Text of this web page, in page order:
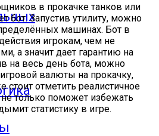
в прокачке танков или
бот. Запустив утилиту, можно
машинах. Бот в
игрокам, чем не
а значит дает гарантию на
на весь день бота, можно
валюты на прокачку,
стоит отметить реалистичное
только поможет избежать
статистику в игре.